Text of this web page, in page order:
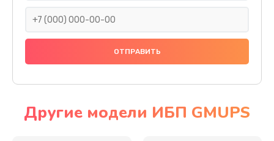
Другие модели ИБП GMUPS